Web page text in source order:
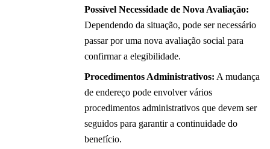
Possível Necessidade de Nova Avaliação:
Dependendo da situação, pode ser necessário
passar por uma nova avaliação social para
confirmar a elegibilidade.
Procedimentos Administrativos: A mudança
de endereço pode envolver vários
procedimentos administrativos que devem ser
seguidos para garantir a continuidade do
benefício.